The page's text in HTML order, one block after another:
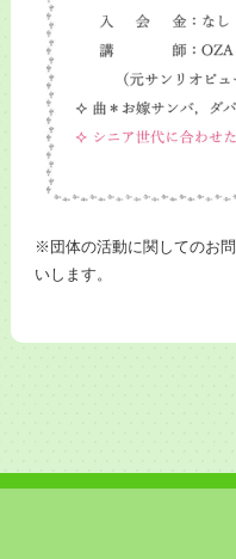
※団体の活動に関してのお
いします。